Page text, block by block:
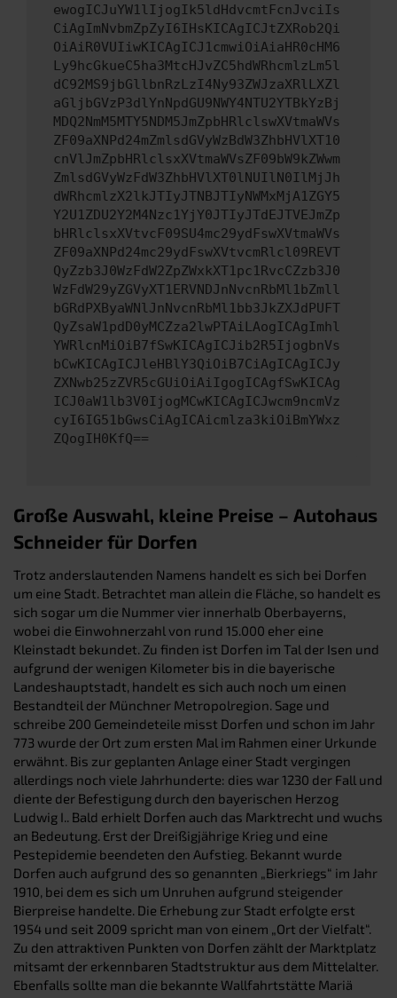
ewogICJuYW1lIjogIk5ldHdvcmtFcnJvciIs
CiAgImNvbmZpZyI6IHsKICAgICJtZXRob2Qi
OiAiR0VUIiwKICAgICJ1cmwiOiAiaHR0cHM6
Ly9hcGkueC5ha3MtcHJvZC5hdWRhcmlzLm5l
dC92MS9jbGllbnRzLzI4Ny93ZWJzaXRlLXZl
aGljbGVzP3dlYnNpdGU9NWY4NTU2YTBkYzBj
MDQ2NmM5MTY5NDM5JmZpbHRlclswXVtmaWVs
ZF09aXNPd24mZmlsdGVyWzBdW3ZhbHVlXT10
cnVlJmZpbHRlclsxXVtmaWVsZF09bW9kZWwm
ZmlsdGVyWzFdW3ZhbHVlXT0lNUIlN0IlMjJh
dWRhcmlzX2lkJTIyJTNBJTIyNWMxMjA1ZGY5
Y2U1ZDU2Y2M4Nzc1YjY0JTIyJTdEJTVEJmZp
bHRlclsxXVtvcF09SU4mc29ydFswXVtmaWVs
ZF09aXNPd24mc29ydFswXVtvcmRlcl09REVT
QyZzb3J0WzFdW2ZpZWxkXT1pc1RvcCZzb3J0
WzFdW29yZGVyXT1ERVNDJnNvcnRbMl1bZmll
bGRdPXByaWNlJnNvcnRbMl1bb3JkZXJdPUFT
QyZsaW1pdD0yMCZza2lwPTAiLAogICAgImhl
YWRlcnMiOiB7fSwKICAgICJib2R5IjogbnVs
bCwKICAgICJleHBlY3QiOiB7CiAgICAgICJy
ZXNwb25zZVR5cGUiOiAiIgogICAgfSwKICAg
ICJ0aW1lb3V0IjogMCwKICAgICJwcm9ncmVz
cyI6IG51bGwsCiAgICAicmlza3kiOiBmYWxz
ZQogIH0KfQ==
Große Auswahl, kleine Preise – Autohaus
Schneider für Dorfen
Trotz anderslautenden Namens handelt es sich bei Dorfen
um eine Stadt. Betrachtet man allein die Fläche, so handelt es
sich sogar um die Nummer vier innerhalb Oberbayerns,
wobei die Einwohnerzahl von rund 15.000 eher eine
Kleinstadt bekundet. Zu finden ist Dorfen im Tal der Isen und
aufgrund der wenigen Kilometer bis in die bayerische
Landeshauptstadt, handelt es sich auch noch um einen
Bestandteil der Münchner Metropolregion. Sage und
schreibe 200 Gemeindeteile misst Dorfen und schon im Jahr
773 wurde der Ort zum ersten Mal im Rahmen einer Urkunde
erwähnt. Bis zur geplanten Anlage einer Stadt vergingen
allerdings noch viele Jahrhunderte: dies war 1230 der Fall und
diente der Befestigung durch den bayerischen Herzog
Ludwig I.. Bald erhielt Dorfen auch das Marktrecht und wuchs
an Bedeutung. Erst der Dreißigjährige Krieg und eine
Pestepidemie beendeten den Aufstieg. Bekannt wurde
Dorfen auch aufgrund des so genannten „Bierkriegs“ im Jahr
1910, bei dem es sich um Unruhen aufgrund steigender
Bierpreise handelte. Die Erhebung zur Stadt erfolgte erst
1954 und seit 2009 spricht man von einem „Ort der Vielfalt“.
Zu den attraktiven Punkten von Dorfen zählt der Marktplatz
mitsamt der erkennbaren Stadtstruktur aus dem Mittelalter.
Ebenfalls sollte man die bekannte Wallfahrtstätte Mariä